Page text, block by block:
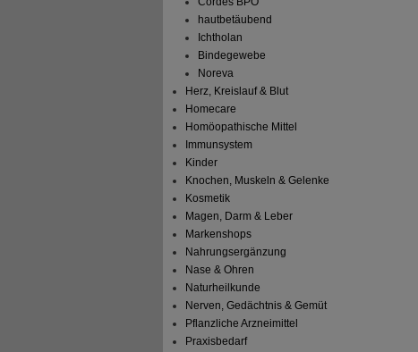
hautbetäubend
Ichtholan
Bindegewebe
Noreva
Herz, Kreislauf & Blut
Homecare
Homöopathische Mittel
Immunsystem
Kinder
Knochen, Muskeln & Gelenke
Kosmetik
Magen, Darm & Leber
Markenshops
Nahrungsergänzung
Nase & Ohren
Naturheilkunde
Nerven, Gedächtnis & Gemüt
Pflanzliche Arzneimittel
Praxisbedarf